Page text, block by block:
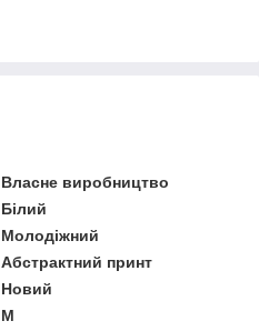
Власне виробництво
Білий
Молодіжний
Абстрактний принт
Новий
M